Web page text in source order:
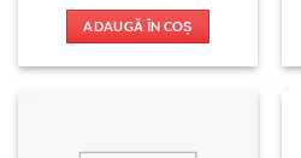
ADAUGĂ ÎN COȘ